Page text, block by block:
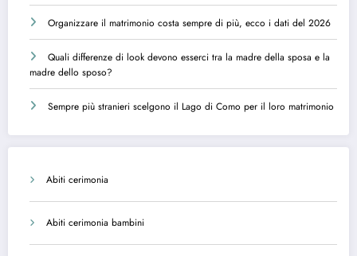
Organizzare il matrimonio costa sempre di più, ecco i dati del 2026
Quali differenze di look devono esserci tra la madre della sposa e la
madre dello sposo?
Sempre più stranieri scelgono il Lago di Como per il loro matrimonio
Abiti cerimonia
Abiti cerimonia bambini